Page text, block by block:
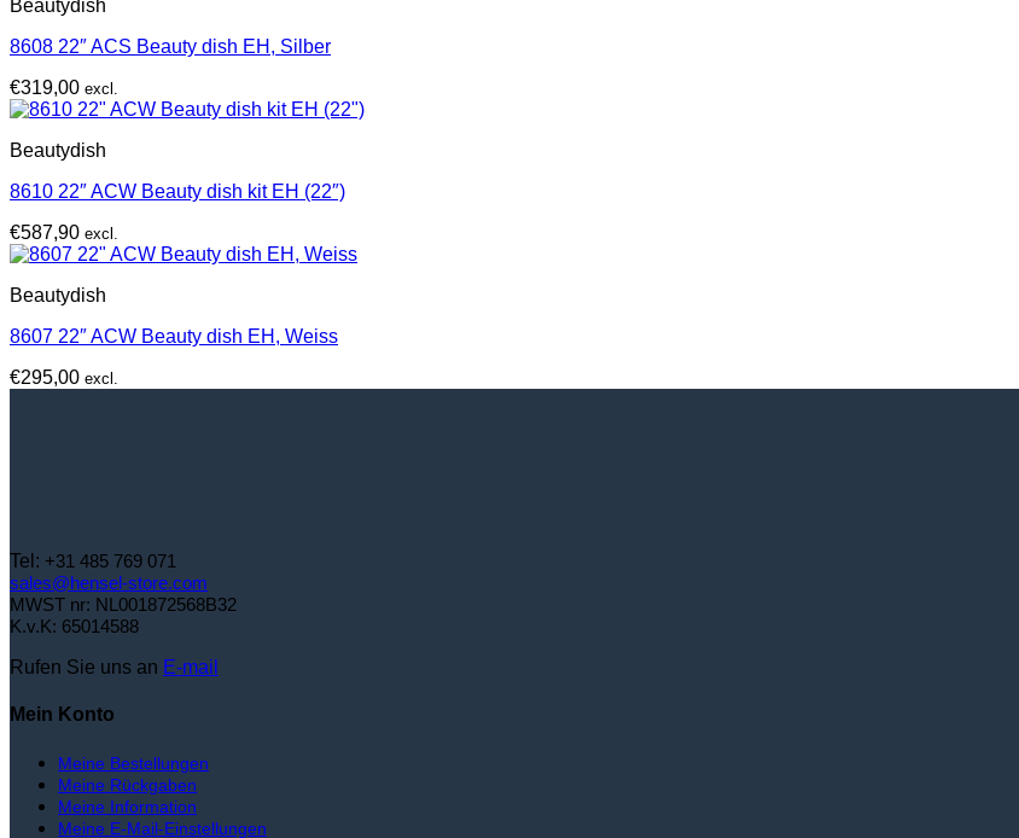
Beautydish
8608 22″ ACS Beauty dish EH, Silber
€319,00 excl.
Beautydish
8610 22″ ACW Beauty dish kit EH (22″)
€587,90 excl.
Beautydish
8607 22″ ACW Beauty dish EH, Weiss
€295,00 excl.
Tel: +31 485 769 071
sales@hensel-store.com
MWST nr: NL001872568B32
K.v.K: 65014588
Rufen Sie uns an E-mail
Mein Konto
Meine Bestellungen
Meine Rückgaben
Meine Information
Meine E-Mail-Einstellungen